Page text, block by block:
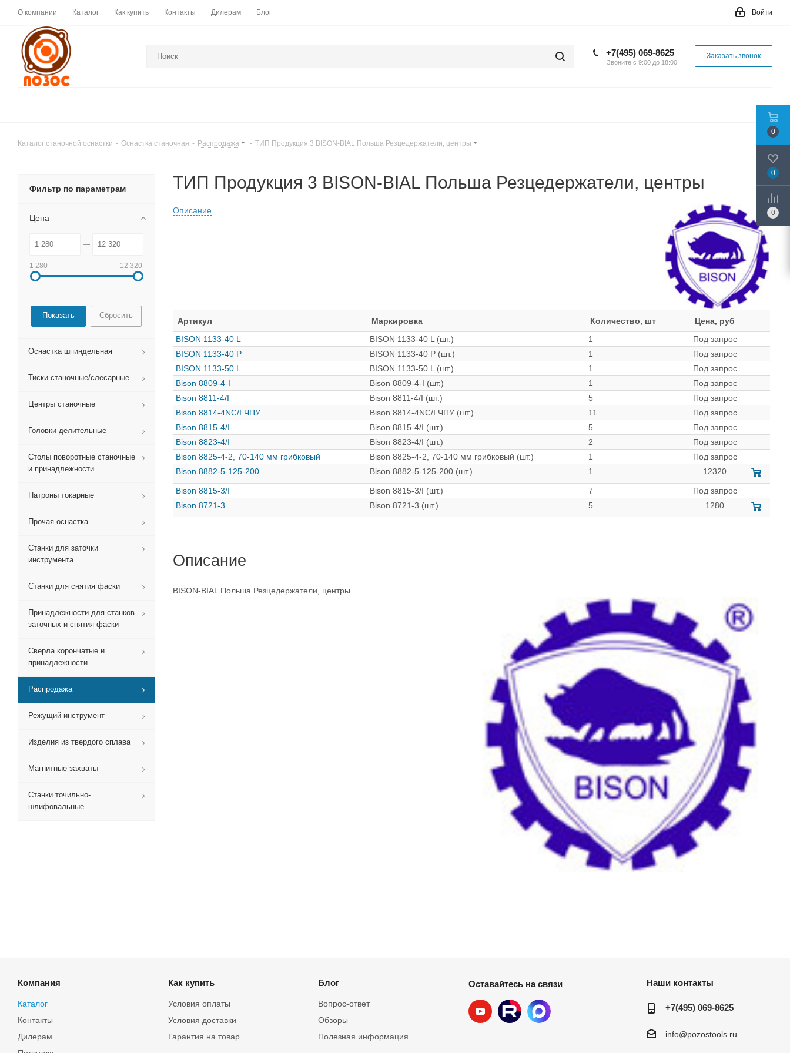
О компании Каталог Как купить Контакты Дилерам Блог Войти
+7(495) 069-8625
Звоните с 9:00 до 18:00
Заказать звонок
Каталог станочной оснастки - Оснастка станочная - Распродажа - ТИП Продукция 3 BISON-BIAL Польша Резцедержатели, центры
ТИП Продукция 3 BISON-BIAL Польша Резцедержатели, центры
Описание
Артикул Маркировка Количество, шт
Цена, руб
BISON 1133-40 L
BISON 1133-40 L (шт.) 1
Под запрос
BISON 1133-40 P
BISON 1133-40 P (шт.) 1
Под запрос
BISON 1133-50 L
BISON 1133-50 L (шт.) 1
Под запрос
Bison 8809-4-I
Bison 8809-4-I (шт.) 1
Под запрос
Bison 8811-4/I
Bison 8811-4/I (шт.) 5
Под запрос
Bison 8814-4NC/I ЧПУ
Bison 8814-4NC/I ЧПУ (шт.) 11
Под запрос
Bison 8815-4/I
Bison 8815-4/I (шт.) 5
Под запрос
Bison 8823-4/I
Bison 8823-4/I (шт.) 2
Под запрос
Bison 8825-4-2, 70-140 мм грибковый
Bison 8825-4-2, 70-140 мм грибковый (шт.) 1
Под запрос
Bison 8882-5-125-200
Bison 8882-5-125-200 (шт.) 1 12320
Bison 8815-3/I Bison 8815-3/I (шт.) 7
Под запрос
Bison 8721-3
Bison 8721-3 (шт.) 5 1280
Описание
BISON-BIAL Польша Резцедержатели, центры
Фильтр по параметрам
Цена
1 280 12 320
Сбросить
Оснастка шпиндельная
Тиски станочные/слесарные
Центры станочные
Головки делительные
Столы поворотные станочные
и принадлежности
Патроны токарные
Прочая оснастка
Станки для заточки
инструмента
Станки для снятия фаски
Принадлежности для станков
заточных и снятия фаски
Сверла корончатые и
принадлежности
Распродажа
Режущий инструмент
Изделия из твердого сплава
Магнитные захваты
Станки точильно-
шлифовальные
Компания
Каталог
Контакты
Дилерам
Как купить
Условия оплаты
Условия доставки
Гарантия на товар
Блог
Вопрос-ответ
Обзоры
Полезная информация
Оставайтесь на связи Наши контакты
+7(495) 069-8625
info@pozostools.ru
0
0
0